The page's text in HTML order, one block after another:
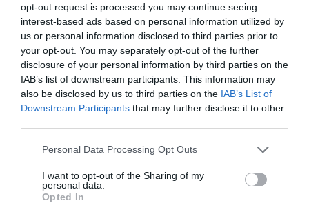
opt-out request is processed you may continue seeing
interest-based ads based on personal information utilized by
us or personal information disclosed to third parties prior to
your opt-out. You may separately opt-out of the further
disclosure of your personal information by third parties on the
IAB’s list of downstream participants. This information may
also be disclosed by us to third parties on the IAB’s List of
Downstream Participants that may further disclose it to other
Personal Data Processing Opt Outs
I want to opt-out of the Sharing of my
personal data.
Opted In
ΤΟ ΠΑΡΑΔΟΞΟ ΤΗΣ ΠΟΛΗΣ
Το περιστατικό στους Αμπελόκηπους έρχεται να προστεθεί σε
μια σειρά από εικόνες που δείχνουν πώς η καθημερινότητα
τρόπους.